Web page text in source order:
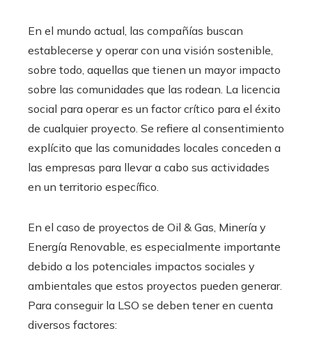
En el mundo actual, las compañías buscan
establecerse y operar con una visión sostenible,
sobre todo, aquellas que tienen un mayor impacto
sobre las comunidades que las rodean. La licencia
social para operar es un factor crítico para el éxito
de cualquier proyecto. Se refiere al consentimiento
explícito que las comunidades locales conceden a
las empresas para llevar a cabo sus actividades
en un territorio específico.
En el caso de proyectos de Oil & Gas, Minería y
Energía Renovable, es especialmente importante
debido a los potenciales impactos sociales y
ambientales que estos proyectos pueden generar.
Para conseguir la LSO se deben tener en cuenta
diversos factores: